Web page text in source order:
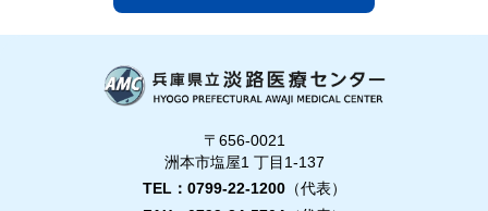
〒656-0021
洲本市塩屋1 丁目1-137
TEL：0799-22-1200（代表）